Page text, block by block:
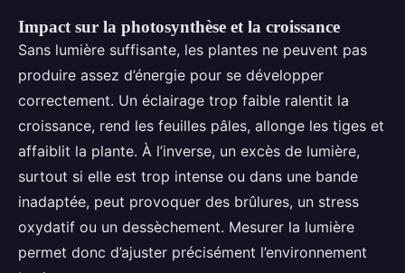
Impact sur la photosynthèse et la croissance
Sans lumière suffisante, les plantes ne peuvent pas
produire assez d’énergie pour se développer
correctement. Un éclairage trop faible ralentit la
croissance, rend les feuilles pâles, allonge les tiges et
affaiblit la plante. À l’inverse, un excès de lumière,
surtout si elle est trop intense ou dans une bande
inadaptée, peut provoquer des brûlures, un stress
oxydatif ou un dessèchement. Mesurer la lumière
permet donc d’ajuster précisément l’environnement